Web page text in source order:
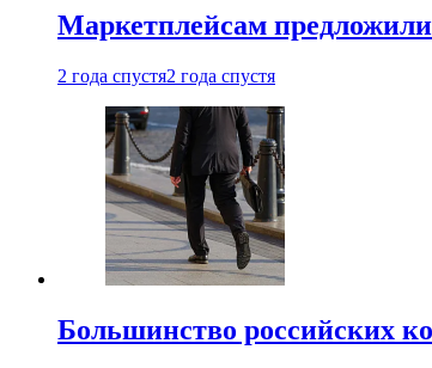
Маркетплейсам предложили
2 года спустя2 года спустя
Большинство российских